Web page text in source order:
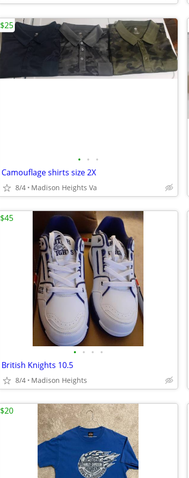
• • •
Camouflage shirts size 2X
8/4 Madison Heights Va
$25
• • • •
British Knights 10.5
8/4 Madison Heights
$45
$20